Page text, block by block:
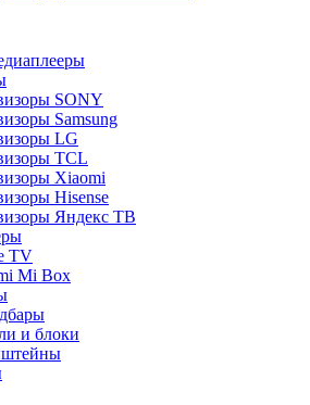
SONY
Samsung
LG
TCL
Xiaomi
Hisense
Яндекс ТВ
TV
Mi Box
и блоки